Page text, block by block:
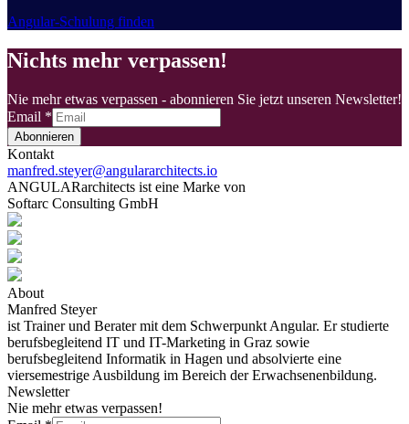
Angular-Schulung finden
Nichts mehr verpassen!
Nie mehr etwas verpassen - abonnieren Sie jetzt unseren Newsletter!
Email *
Abonnieren
Kontakt
manfred.steyer@angulararchitects.io
ANGULARarchitects ist eine Marke von
Softarc Consulting GmbH
About
Manfred Steyer
ist Trainer und Berater mit dem Schwerpunkt Angular. Er studierte
berufsbegleitend IT und IT-Marketing in Graz sowie
berufsbegleitend Informatik in Hagen und absolvierte eine
viersemestrige Ausbildung im Bereich der Erwachsenenbildung.
Newsletter
Nie mehr etwas verpassen!